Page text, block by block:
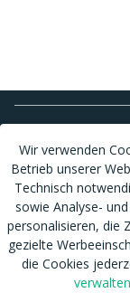
RSS
Tags
Wir verwenden
Betrieb unserer
Technisch
sowie Analyse-
personalisieren, die
gezielte
die Cookies
verwalten